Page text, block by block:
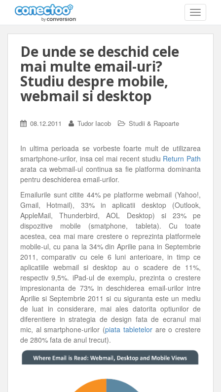
T
O
N
De unde se deschid cele
mai multe email-uri?
Studiu despre mobile,
webmail si desktop
08.12.2011 Tudor Iacob Studii & Rapoarte
In ultima perioada se vorbeste foarte mult de utilizarea
smartphone-urilor, insa cel mai recent studiu Return Path
arata ca webmail-ul continua sa fie platforma dominanta
pentru deschiderea email-urilor.
Emailurile sunt citite 44% pe platforme webmail (Yahoo!,
Gmail, Hotmail), 33% in aplicatii desktop (Outlook,
AppleMail, Thunderbird, AOL Desktop) si 23% pe
dispozitive mobile (smatphone, tableta). Cu toate
acestea, cea mai mare crestere o reprezinta platformele
mobile-ul, cu pana la 34% din Aprilie pana in Septembrie
2011, comparativ cu cele 6 luni anterioare, in timp ce
aplicatiile webmail si desktop au o scadere de 11%,
respectiv 9,5%. iPad-ul de exemplu, prezinta o crestere
impresionanta de 73% in deschiderea email-urilor intre
Aprilie si Septembrie 2011 si cu siguranta este un mediu
de luat in considerare, mai ales datorita optiunilor de
diferentiere in strategia de design fata de ecranul mai
mic, al smartphone-urilor (piata tabletelorare o crestere
de 280% fata de anul trecut).